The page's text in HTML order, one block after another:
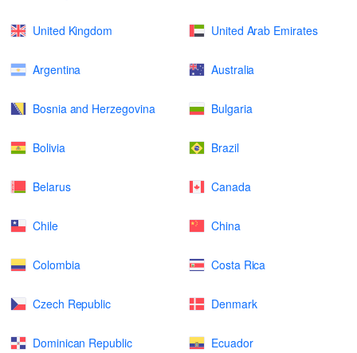
United Kingdom United Arab Emirates
Argentina Australia
Bosnia and Herzegovina Bulgaria
Bolivia Brazil
Belarus Canada
Chile China
Colombia Costa Rica
Czech Republic Denmark
Dominican Republic Ecuador